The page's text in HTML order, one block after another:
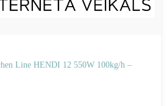
Line HENDI 12 550W 100kg/h –